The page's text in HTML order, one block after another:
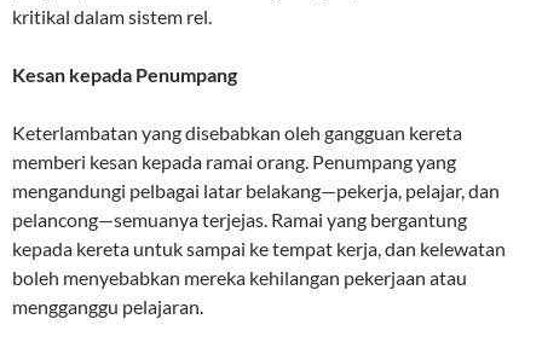
kritikal dalam sistem rel.
Kesan kepada Penumpang
Keterlambatan yang disebabkan oleh gangguan kereta
memberi kesan kepada ramai orang. Penumpang yang
mengandungi pelbagai latar belakang—pekerja, pelajar, dan
pelancong—semuanya terjejas. Ramai yang bergantung
kepada kereta untuk sampai ke tempat kerja, dan kelewatan
boleh menyebabkan mereka kehilangan pekerjaan atau
mengganggu pelajaran.